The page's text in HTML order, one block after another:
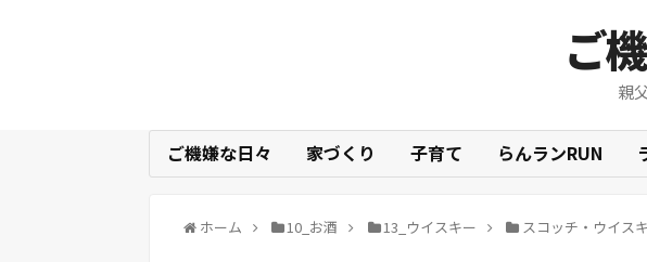
ご
親
ご機嫌な日々 家づくり 子育て らんランRUN
ホーム 10_お酒 13_ウイスキー スコッチ・ウイス